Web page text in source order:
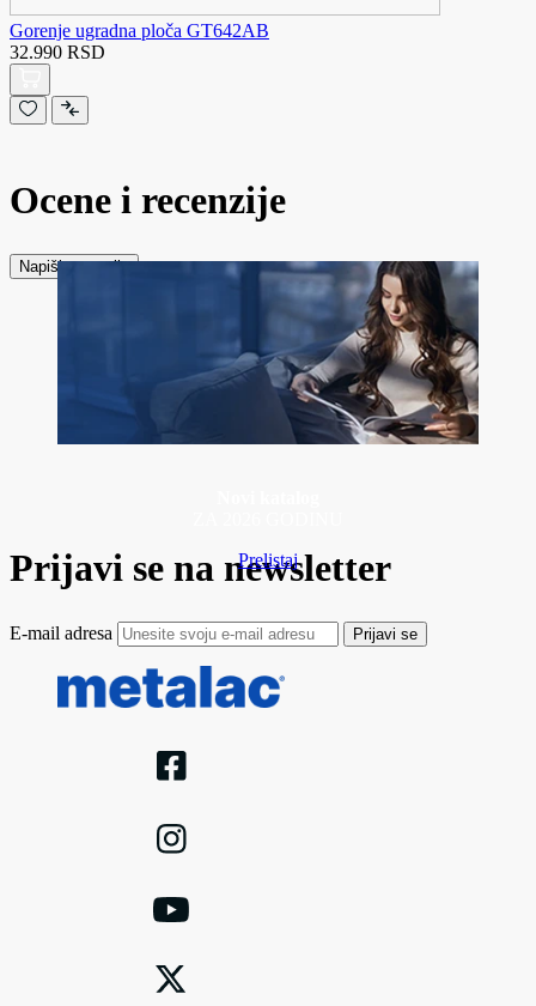
Gorenje ugradna ploča GT642AB
32.990 RSD
Ocene i recenzije
Napiši recenziju
Prelistaj
Prijavi se na newsletter
E-mail adresa Prijavi se